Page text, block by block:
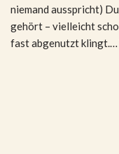
niemand ausspricht)
gehört – vielleicht
fast abgenutzt klingt.…